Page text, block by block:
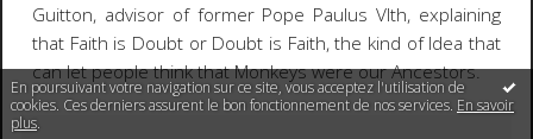
En poursuivant votre navigation sur ce site, vous acceptez l'utilisation de
cookies. Ces derniers assurent le bon fonctionnement de nos services. En savoir
plus.
Guitton, advisor of former Pope Paulus VIth, explaining
that Faith is Doubt or Doubt is Faith, the kind of Idea that
can let people think that Monkeys were our Ancestors.